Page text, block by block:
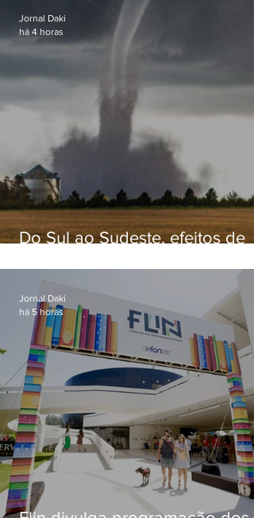
Do Sul ao Sudeste, efeitos de
apreensão na população
Jornal Daki
há 4 horas
Jornal Daki
há 5 horas